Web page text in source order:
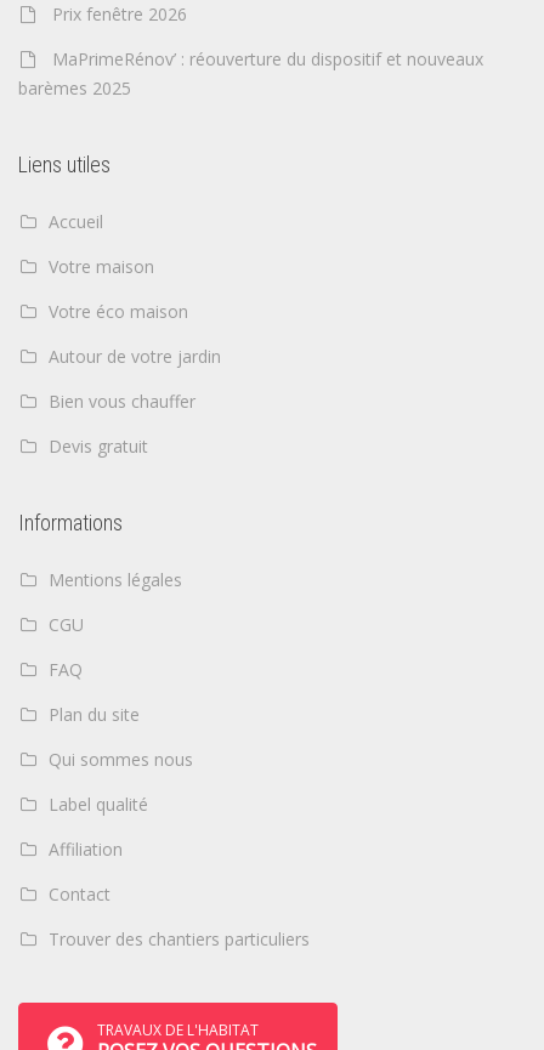
Prix fenêtre 2026
MaPrimeRénov’ : réouverture du dispositif et nouveaux
barèmes 2025
Liens utiles
Accueil
Votre maison
Votre éco maison
Autour de votre jardin
Bien vous chauffer
Devis gratuit
Informations
Mentions légales
CGU
FAQ
Plan du site
Qui sommes nous
Label qualité
Affiliation
Contact
Trouver des chantiers particuliers
TRAVAUX DE L'HABITAT